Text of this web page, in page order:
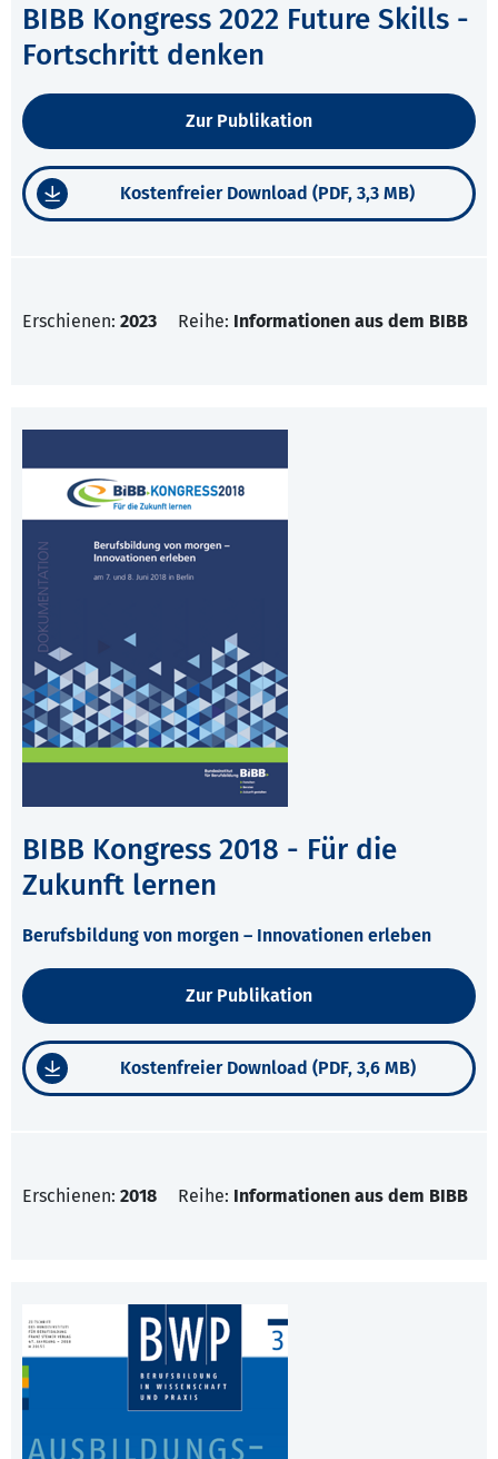
BIBB Kongress 2022 Future Skills -
Fortschritt denken
Zur Publikation
Kostenfreier Download (PDF, 3,3 MB)
Erschienen: 2023 Reihe: Informationen aus dem BIBB
BIBB Kongress 2018 - Für die
Zukunft lernen
Berufsbildung von morgen – Innovationen erleben
Zur Publikation
Kostenfreier Download (PDF, 3,6 MB)
Erschienen: 2018 Reihe: Informationen aus dem BIBB